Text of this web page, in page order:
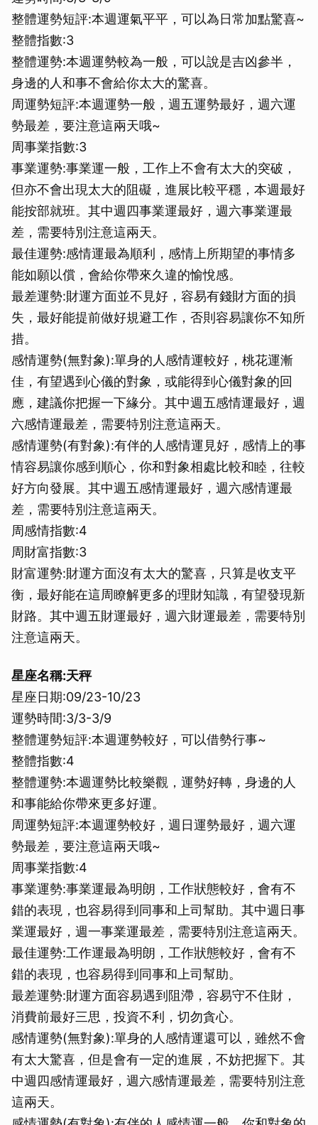
整體運勢短評:本週運氣平平，可以為日常加點驚喜~
整體指數:3
整體運勢:本週運勢較為一般，可以說是吉凶參半，
身邊的人和事不會給你太大的驚喜。
周運勢短評:本週運勢一般，週五運勢最好，週六運
勢最差，要注意這兩天哦~
周事業指數:3
事業運勢:事業運一般，工作上不會有太大的突破，
但亦不會出現太大的阻礙，進展比較平穩，本週最好
能按部就班。其中週四事業運最好，週六事業運最
差，需要特別注意這兩天。
最佳運勢:感情運最為順利，感情上所期望的事情多
能如願以償，會給你帶來久違的愉悅感。
最差運勢:財運方面並不見好，容易有錢財方面的損
失，最好能提前做好規避工作，否則容易讓你不知所
措。
感情運勢(無對象):單身的人感情運較好，桃花運漸
佳，有望遇到心儀的對象，或能得到心儀對象的回
應，建議你把握一下緣分。其中週五感情運最好，週
六感情運最差，需要特別注意這兩天。
感情運勢(有對象):有伴的人感情運見好，感情上的事
情容易讓你感到順心，你和對象相處比較和睦，往較
好方向發展。其中週五感情運最好，週六感情運最
差，需要特別注意這兩天。
周感情指數:4
周財富指數:3
財富運勢:財運方面沒有太大的驚喜，只算是收支平
衡，最好能在這周瞭解更多的理財知識，有望發現新
財路。其中週五財運最好，週六財運最差，需要特別
注意這兩天。
星座名稱:天秤
星座日期:09/23-10/23
運勢時間:3/3-3/9
整體運勢短評:本週運勢較好，可以借勢行事~
整體指數:4
整體運勢:本週運勢比較樂觀，運勢好轉，身邊的人
和事能給你帶來更多好運。
周運勢短評:本週運勢較好，週日運勢最好，週六運
勢最差，要注意這兩天哦~
周事業指數:4
事業運勢:事業運最為明朗，工作狀態較好，會有不
錯的表現，也容易得到同事和上司幫助。其中週日事
業運最好，週一事業運最差，需要特別注意這兩天。
最佳運勢:工作運最為明朗，工作狀態較好，會有不
錯的表現，也容易得到同事和上司幫助。
最差運勢:財運方面容易遇到阻滯，容易守不住財，
消費前最好三思，投資不利，切勿貪心。
感情運勢(無對象):單身的人感情運還可以，雖然不會
有太大驚喜，但是會有一定的進展，不妨把握下。其
中週四感情運最好，週六感情運最差，需要特別注意
這兩天。